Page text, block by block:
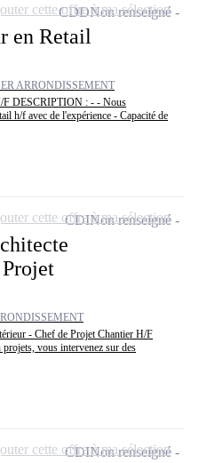
en Retail
ARRONDISSEMENT
F DESCRIPTION : - - Nous
h/f avec de l'expérience - Capacité de
CDDNon renseigné
cette offre à ma sélection
- Chef de Projet Chantier H/F
vous intervenez sur des
CDINon renseigné
cette offre à ma sélection
CDINon renseigné
cette offre à ma sélection